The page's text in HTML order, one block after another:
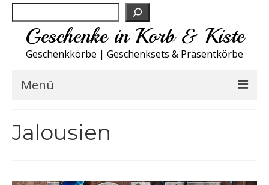
Geschenke in Korb & Kiste
Geschenkkörbe | Geschenksets & Präsentkörbe
Menü
Jalousien